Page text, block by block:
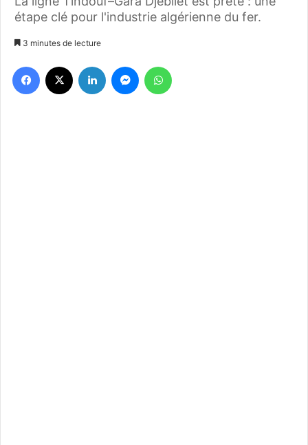
étape clé pour l'industrie algérienne du fer.
3 minutes de lecture